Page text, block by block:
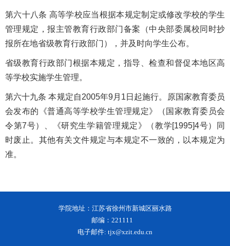
第六十八条 高等学校应当根据本规定制定或修改学校的学生
管理规定，报主管教育行政部门备案（中央部委属校同时抄
报所在地省级教育行政部门），并及时向学生公布。
省级教育行政部门根据本规定，指导、检查和督促本地区高
等学校实施学生管理。
第六十九条 本规定自2005年9月1日起施行。原国家教育委员
会发布的《普通高等学校学生管理规定》（国家教育委员会
令第7号）、《研究生学籍管理规定》（教学[1995]4号）同
时废止。其他有关文件规定与本规定不一致的，以本规定为
准。
学院地址：江苏省徐州市新城区丽水路
邮编：221111
电子邮件: tjx@xzit.edu.cn